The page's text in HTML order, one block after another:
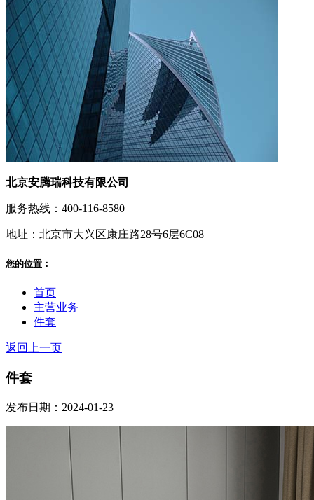
北京安腾瑞科技有限公司
服务热线：400-116-8580
地址：北京市大兴区康庄路28号6层6C08
您的位置：
首页
主营业务
件套
返回上一页
件套
发布日期：2024-01-23